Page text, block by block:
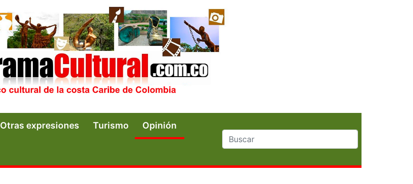
Otras expresiones Turismo Opinión